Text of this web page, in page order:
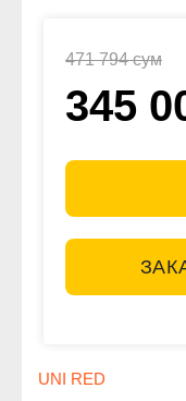
471 794 сум
345
UNI RED